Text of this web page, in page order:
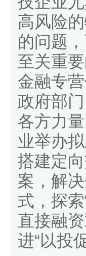
高风险
的问题
至关重
金融专
政府部
各方力
业举办
搭建定
案，解
式，探
直接融
进“以投